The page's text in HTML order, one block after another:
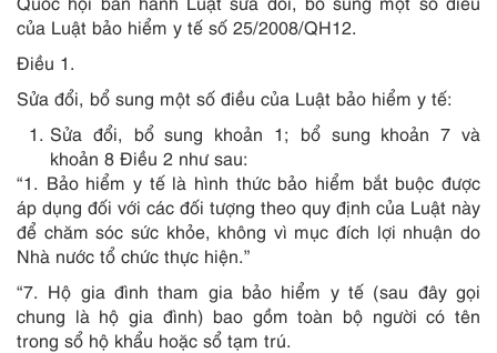
của Luật bảo hiểm y tế số 25/2008/QH12.
Điều 1.
Sửa đổi, bổ sung một số điều của Luật bảo hiểm y tế:
Sửa đổi, bổ sung khoản 1; bổ sung khoản 7 và
khoản 8 Điều 2 như sau:
“1. Bảo hiểm y tế là hình thức bảo hiểm bắt buộc được
áp dụng đối với các đối tượng theo quy định của Luật này
để chăm sóc sức khỏe, không vì mục đích lợi nhuận do
Nhà nước tổ chức thực hiện.”
“7. Hộ gia đình tham gia bảo hiểm y tế (sau đây gọi
chung là hộ gia đình) bao gồm toàn bộ người có tên
trong sổ hộ khẩu hoặc sổ tạm trú.